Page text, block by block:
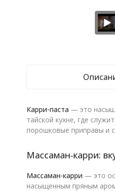
Карри-паста — это
тайской кухне, где
порошковые приправы и
Массаман-карри:
Массаман-карри — это
насыщенным пряным